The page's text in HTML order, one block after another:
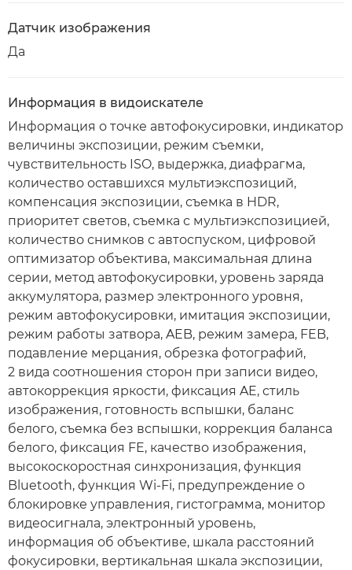
Датчик изображения
Да
Информация в видоискателе
Информация о точке автофокусировки, индикатор
величины экспозиции, режим съемки,
чувствительность ISO, выдержка, диафрагма,
количество оставшихся мультиэкспозиций,
компенсация экспозиции, съемка в HDR,
приоритет светов, съемка с мультиэкспозицией,
количество снимков с автоспуском, цифровой
оптимизатор объектива, максимальная длина
серии, метод автофокусировки, уровень заряда
аккумулятора, размер электронного уровня,
режим автофокусировки, имитация экспозиции,
режим работы затвора, AEB, режим замера, FEB,
подавление мерцания, обрезка фотографий,
2 вида соотношения сторон при записи видео,
автокоррекция яркости, фиксация AE, стиль
изображения, готовность вспышки, баланс
белого, съемка без вспышки, коррекция баланса
белого, фиксация FE, качество изображения,
высокоскоростная синхронизация, функция
Bluetooth, функция Wi-Fi, предупреждение о
блокировке управления, гистограмма, монитор
видеосигнала, электронный уровень,
информация об объективе, шкала расстояний
фокусировки, вертикальная шкала экспозиции,